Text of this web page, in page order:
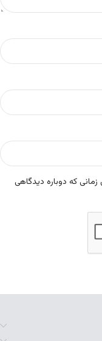
که دوباره دیدگاهی